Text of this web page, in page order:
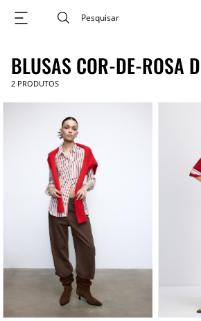
BLUSAS COR-DE-ROSA
2 PRODUTOS